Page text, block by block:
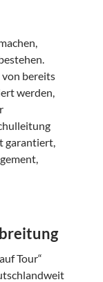
bereits
werden,
garantiert,
Tour“